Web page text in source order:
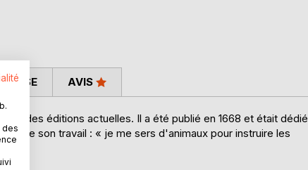
VI des éditions actuelles. Il a été publié en 1668 et était dédié
de son travail : « je me sers d'animaux pour instruire les
AVIS
des